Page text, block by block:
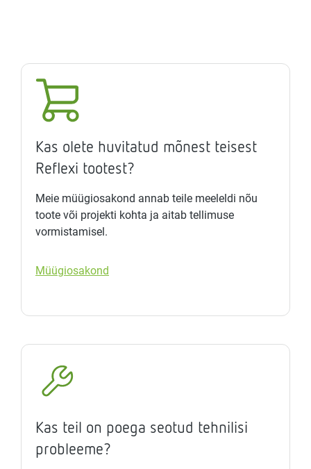
Kas olete huvitatud mõnest teisest
Reflexi tootest?
Meie müügiosakond annab teile meeleldi nõu
toote või projekti kohta ja aitab tellimuse
vormistamisel.
Müügiosakond
Kas teil on poega seotud tehnilisi
probleeme?